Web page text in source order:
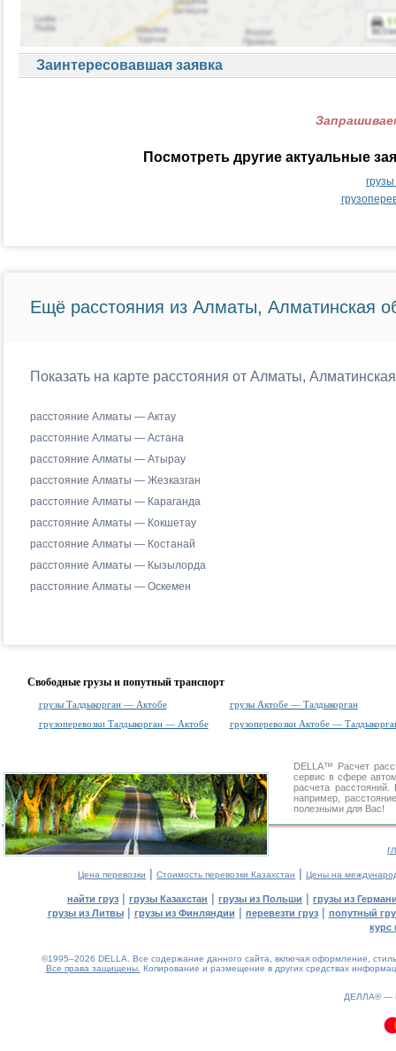
Заинтересовавшая заявка
Посмотреть другие актуальные
Ещё расстояния из Алматы, Алматинская
Показать на карте расстояния от Алматы,
расстояние Алматы — Актау
расстояние Алматы — Астана
расстояние Алматы — Атырау
расстояние Алматы — Жезказган
расстояние Алматы — Караганда
расстояние Алматы — Кокшетау
расстояние Алматы — Костанай
расстояние Алматы — Кызылорда
расстояние Алматы — Оскемен
Свободные грузы и попутный транспорт
грузы Талдыкорган — Актобе
грузы Актобе — Талдыкорган
грузоперевозки Талдыкорган — Актобе
грузоперевозки Актобе —
DELLA™ Расчет
сервис в сфере
расчета
например,
полезными для Вас!
Цена перевозки | Стоимость перевозки Казахстан | Цены на
найти груз | грузы Казахстан | грузы из Польши | грузы из
грузы из Литвы| грузы из Финляндии | перевезти груз| попутный
курс
©1995–2026 DELLA. Все содержание данного сайта, включая оформление,
Все права защищены. Копирование и размещение в других средствах
ДЕЛЛА® —